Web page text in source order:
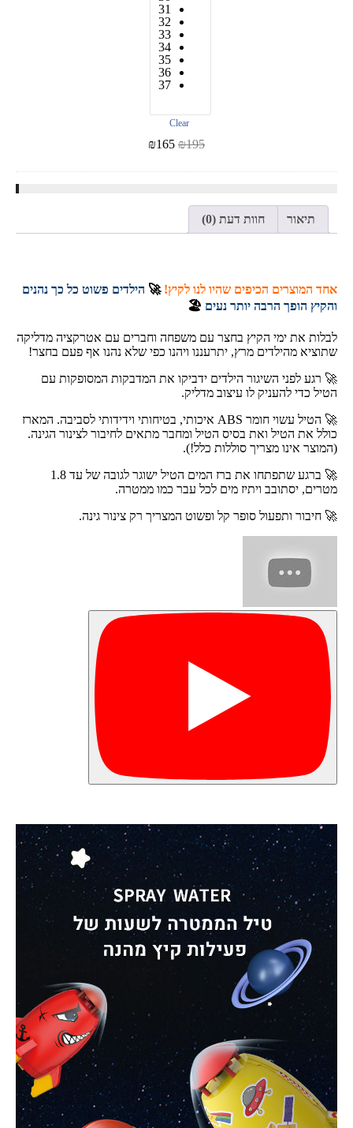
31
32
33
34
35
36
37
Clear
₪195
₪165
תיאור חוות דעת (0)
אחד המוצרים הכיפים שהיו לנו לקיץ! 🚀 הילדים פשוט כל כך נהנים
והקיץ הופך הרבה יותר נעים 🏖️
לבלות את ימי הקיץ בחצר עם משפחה וחברים עם אטרקציה מדליקה
שתוציא מהילדים מרץ, יתרעננו ויהנו כפי שלא נהנו אף פעם בחצר!
🚀 רגע לפני השיגור הילדים ידביקו את המדבקות המסופקות עם
הטיל כדי להעניק לו עיצוב מדליק.
🚀 הטיל עשוי חומר ABS איכותי, בטיחותי וידידותי לסביבה. המארז
כולל את הטיל ואת בסיס הטיל ומחבר מתאים לחיבור לצינור הגינה.
(המוצר אינו מצריך סוללות כלל!).
🚀 ברגע שתפתחו את ברז המים הטיל ישוגר לגובה של עד 1.8
מטרים, יסתובב ויתיז מים לכל עבר כמו ממטרה.
🚀 חיבור ותפעול סופר קל ופשוט המצריך רק צינור גינה.